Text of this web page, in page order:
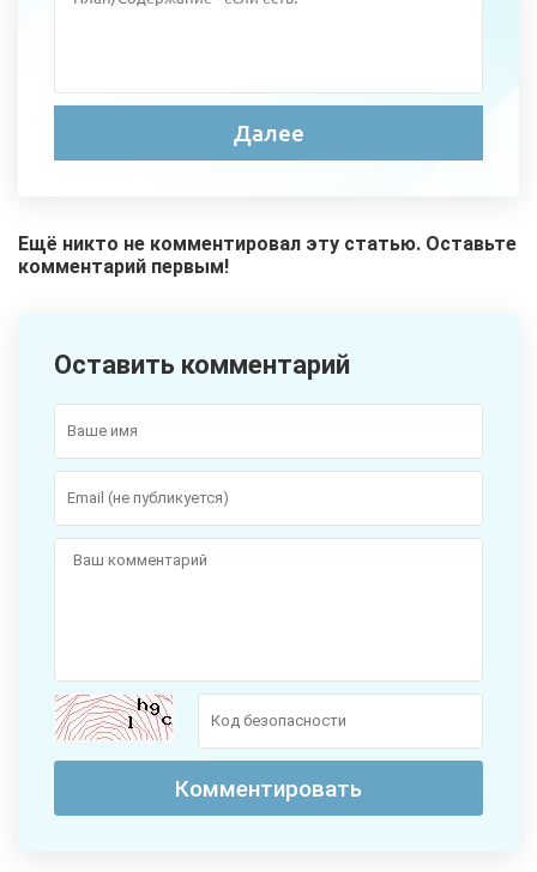
Ещё никто не комментировал эту статью. Оставьте
комментарий первым!
Оставить комментарий